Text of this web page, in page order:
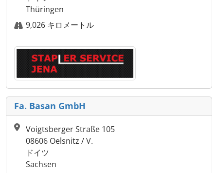
Thüringen
9,026 キロメートル
Fa. Basan GmbH
Voigtsberger Straße 105
08606 Oelsnitz / V.
ドイツ
Sachsen